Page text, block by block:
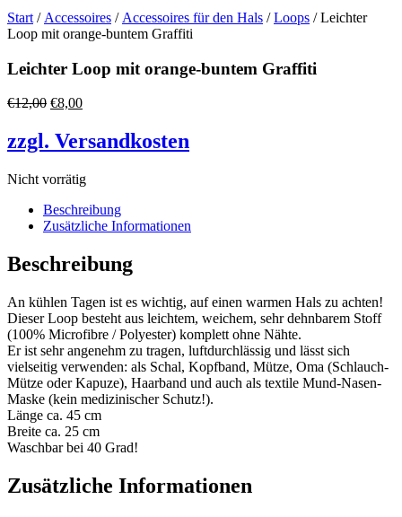
Start / Accessoires / Accessoires für den Hals /Loops / Leichter
Loop mit orange-buntem Graffiti
Leichter Loop mit orange-buntem Graffiti
€12,00 Ursprünglicher
war:
€12,00
€8,00Aktueller
ist:
€8,00.
zzgl. Versandkosten
Nicht vorrätig
Beschreibung
Zusätzliche Informationen
Beschreibung
An kühlen Tagen ist es wichtig, auf einen warmen Hals zu achten!
Dieser Loop besteht aus leichtem, weichem, sehr dehnbarem Stoff
(100% Microfibre / Polyester) komplett ohne Nähte.
Er ist sehr angenehm zu tragen, luftdurchlässig und lässt sich
vielseitig verwenden: als Schal, Kopfband, Mütze, Oma (Schlauch-
Mütze oder Kapuze), Haarband und auch als textile Mund-Nasen-
Maske (kein medizinischer Schutz!).
Länge ca. 45 cm
Breite ca. 25 cm
Waschbar bei 40 Grad!
Zusätzliche Informationen